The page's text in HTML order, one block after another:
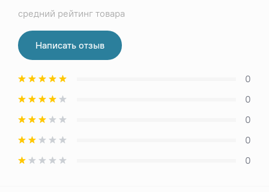
средний рейтинг товара
Написать отзыв
0
0
0
0
0